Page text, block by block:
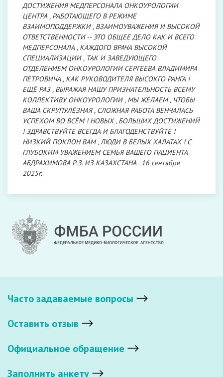
ДОСТИЖЕНИЯ МЕДПЕРСОНАЛА ОНКОУРОЛОГИИ
ЦЕНТРА , РАБОТАЮЩЕГО В РЕЖИМЕ
ВЗАИМОПОДДЕРЖКИ , ВЗАИМОУВАЖЕНИЯ И ВЫСОКОЙ
ОТВЕТСТВЕННОСТИ -- ЭТО ОБЩЕЕ ДЕЛО КАК И ВСЕГО
МЕДПЕРСОНАЛА , КАЖДОГО ВРАЧА ВЫСОКОЙ
СПЕЦИАЛИЗАЦИИ , ТАК И ЗАВЕДУЮЩЕГО
ОТДЕЛЕНИЕМ ОНКОУРОЛОГИИ СЕРГЕЕВА ВЛАДИМИРА
ПЕТРОВИЧА , КАК РУКОВОДИТЕЛЯ ВЫСОКГО РАНГА !
ЕЩЁ РАЗ , ВЫРАЖАЯ НАШУ ПРИЗНАТЕЛЬНОСТЬ ВСЕМУ
КОЛЛЕКТИВУ ОНКОУРОЛОГИИ , МЫ ЖЕЛАЕМ , ЧТОБЫ
ВАША СКРУПУЛЁЗНАЯ , СЛОЖНАЯ РАБОТА ВЕНЧАЛАСЬ
УСПЕХОМ ВО ВСЁМ ! НОВЫХ , БОЛЬШИХ ДОСТИЖЕНИЙ
! ЗДРАВСТВУЙТЕ ВСЕГДА И БЛАГОДЕНСТВУЙТЕ !
НИЗКИЙ ПОКЛОН ВАМ , ЛЮДИ В БЕЛЫХ ХАЛАТАХ ! С
ГЛУБОКИМ УВАЖЕНИЕМ СЕМЬЯ ВАШЕГО ПАЦИЕНТА
АБДРАХИМОВА Р.З. ИЗ КАЗАХСТАНА . 16 сентября
2025г.
Часто задаваемые вопросы
Оставить отзыв
Официальное обращение
Заполнить анкету